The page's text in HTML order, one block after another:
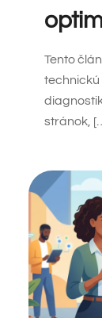
Tento
technickú
stránok,